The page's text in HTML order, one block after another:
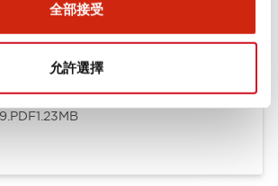
全部接受
允許選擇
LW系列 控制元件 (英文版)
.PDF1.23MB